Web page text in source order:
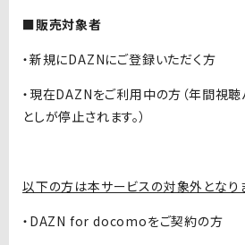
■販売対象者
・新規にDAZNにご登録いただく方
・現在DAZNをご利用中の方（年間視
としが停止されます。）
以下の方は本サービスの対象外となり
・DAZN for docomoをご契約の方